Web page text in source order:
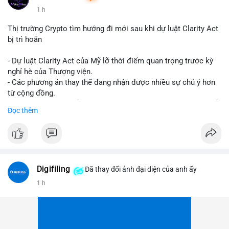
1 h
Thị trường Crypto tìm hướng đi mới sau khi dự luật Clarity Act
bị trì hoãn
- Dự luật Clarity Act của Mỹ lỡ thời điểm quan trọng trước kỳ
nghỉ hè của Thượng viện.
- Các phương án thay thế đang nhận được nhiều sự chú ý hơn
từ cộng đồng.
về pháp lý.
#binancesquare
#vlikevn #titanbot
Đọc thêm
Digifiling Đã thay đổi ảnh đại diện của anh ấy
1 h